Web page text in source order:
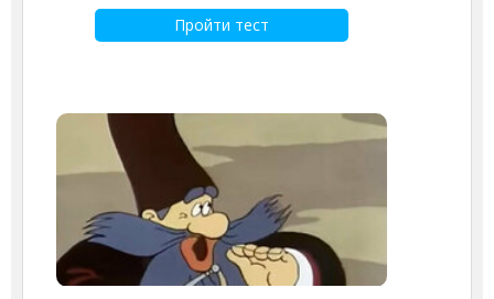
Пройти тест